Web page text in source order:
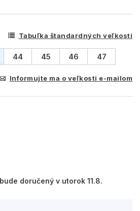
Tabuľka štandardných veľkostí
44 45 46
47
Informujte ma o veľkosti e-mailom
doručený v utorok 11.8.